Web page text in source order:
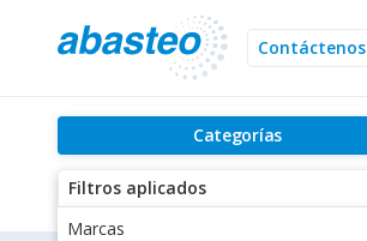
Contáctenos
Categorías
Filtros aplicados
Marcas